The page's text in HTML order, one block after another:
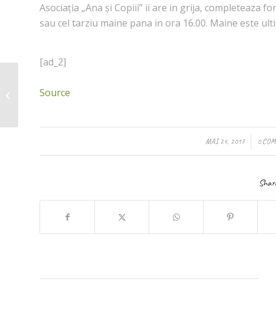
Asociația „Ana și Copiii” ii are in grija, completeaza
sau cel tarziu maine pana in ora 16.00. Maine este
[ad_2]
Source
MAI 24, 2017
/ 0 /
intre orele 11.00 si